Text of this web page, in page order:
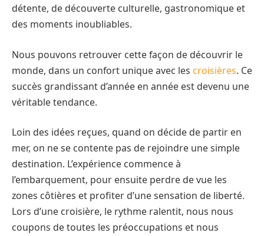
détente, de découverte culturelle, gastronomique et
des moments inoubliables.
Nous pouvons retrouver cette façon de découvrir le
monde, dans un confort unique avec les croisières. Ce
succès grandissant d’année en année est devenu une
véritable tendance.
Loin des idées reçues, quand on décide de partir en
mer, on ne se contente pas de rejoindre une simple
destination. L’expérience commence à
l’embarquement, pour ensuite perdre de vue les
zones côtières et profiter d’une sensation de liberté.
Lors d’une croisière, le rythme ralentit, nous nous
coupons de toutes les préoccupations et nous